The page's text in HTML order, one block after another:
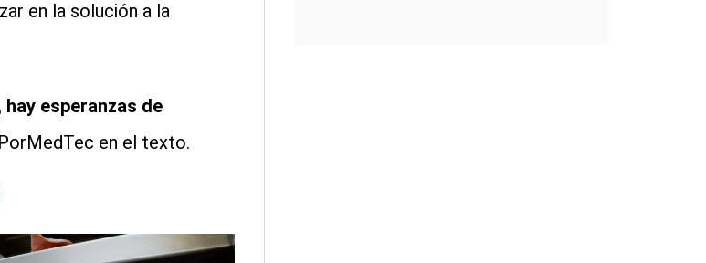
en la solución a la
hay esperanzas de
en el texto.